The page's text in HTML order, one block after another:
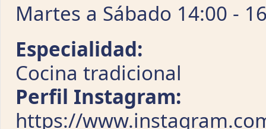
Martes a Sábado 14:00 -
Especialidad:
Cocina tradicional
Perfil Instagram:
https://